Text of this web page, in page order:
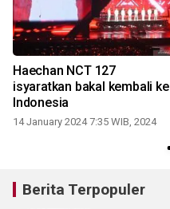
Haechan NCT 127
isyaratkan bakal kembali ke
Indonesia
14 January 2024 7:35 WIB, 2024
Berita Terpopuler